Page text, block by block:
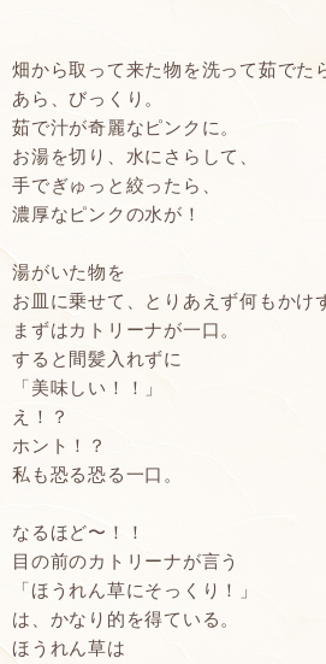
畑から取って来た物を洗って茹でた
あら、びっくり。
茹で汁が奇麗なピンクに。
お湯を切り、水にさらして、
手でぎゅっと絞ったら、
濃厚なピンクの水が！
湯がいた物を
お皿に乗せて、とりあえず何もかけ
まずはカトリーナが一口。
すると間髪入れずに
「美味しい！！」
え！？
ホント！？
私も恐る恐る一口。
なるほど〜！！
目の前のカトリーナが言う
「ほうれん草にそっくり！」
は、かなり的を得ている。
ほうれん草は